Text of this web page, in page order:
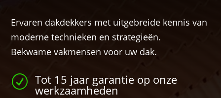
Ervaren dakdekkers met uitgebreide kennis van
moderne technieken en strategieën.
Bekwame vakmensen voor uw dak.
R Tot 15 jaar garantie op onze
werkzaamheden